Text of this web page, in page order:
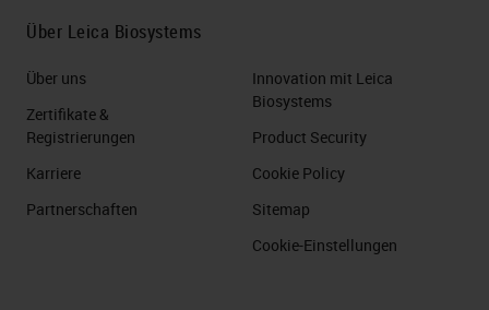
Über Leica Biosystems
Über uns
Zertifikate &
Registrierungen
Karriere
Partnerschaften
Innovation mit Leica
Biosystems
Product Security
Cookie Policy
Sitemap
Cookie-Einstellungen